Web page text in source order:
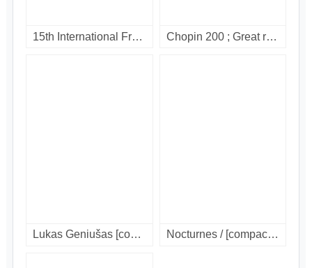
15th International Frederick Chopin Piano Competition : Warsaw, Poland October 2005. [digital video disc] Chopin 200 ; Great recordings / Vol. 7 : nocturnes. [compact disc].
Lukas Geniušas [compact disc]. Nocturnes / [compact disc].